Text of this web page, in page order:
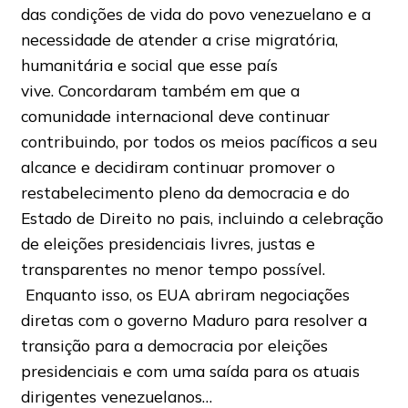
das condições de vida do povo venezuelano e a
necessidade de atender a crise migratória,
humanitária e social que esse país
vive. Concordaram também em que a
comunidade internacional deve continuar
contribuindo, por todos os meios pacíficos a seu
alcance e decidiram continuar promover o
restabelecimento pleno da democracia e do
Estado de Direito no pais, incluindo a celebração
de eleições presidenciais livres, justas e
transparentes no menor tempo possível.
Enquanto isso, os EUA abriram negociações
diretas com o governo Maduro para resolver a
transição para a democracia por eleições
presidenciais e com uma saída para os atuais
dirigentes venezuelanos…